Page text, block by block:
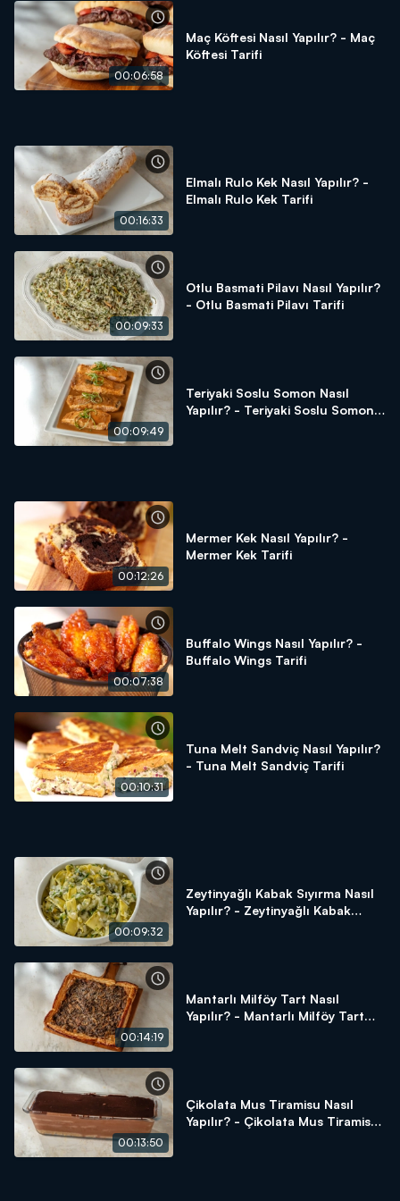
Nar çiçeği
Arda'nın Mutfağı'nda neler mi var? Mevsiminde ürünler,
ustasından lezzetler ve tabii ki Arda'nın dokunuşları!
Arda'nın Mutfağı hayatınıza, mutfağınıza lezzet katmaya
00:06:58
Maç Köftesi Nasıl Yapılır? - Maç
Köftesi Tarifi
00:16:33
Elmalı Rulo Kek Nasıl Yapılır? -
Elmalı Rulo Kek Tarifi
00:09:33
Otlu Basmati Pilavı Nasıl Yapılır?
- Otlu Basmati Pilavı Tarifi
00:09:49
Teriyaki Soslu Somon Nasıl
Yapılır? - Teriyaki Soslu Somon
00:12:26
Mermer Kek Nasıl Yapılır? -
Mermer Kek Tarifi
00:07:38
Buffalo Wings Nasıl Yapılır? -
Buffalo Wings Tarifi
00:10:31
Tuna Melt Sandviç Nasıl Yapılır?
- Tuna Melt Sandviç Tarifi
00:09:32
Zeytinyağlı Kabak Sıyırma Nasıl
Yapılır? - Zeytinyağlı Kabak
00:14:19
Mantarlı Milföy Tart Nasıl
Yapılır? - Mantarlı Milföy Tart
00:13:50
Çikolata Mus Tiramisu Nasıl
Yapılır? - Çikolata Mus Tiramisu